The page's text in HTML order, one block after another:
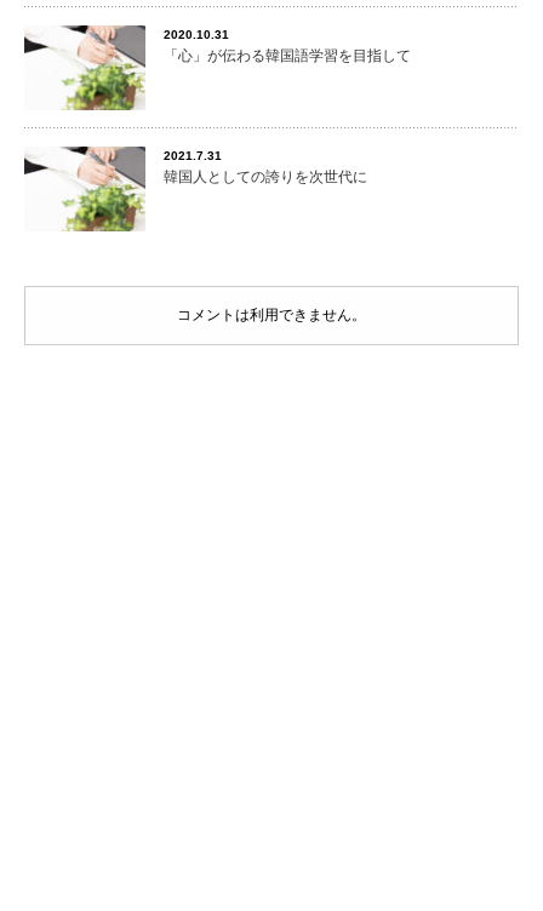
2020.10.31
「心」が伝わる韓国語学習を目指して
2021.7.31
韓国人としての誇りを次世代に
コメントは利用できません。